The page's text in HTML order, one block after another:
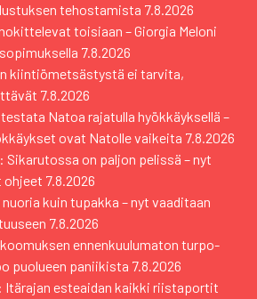
tehostamista 7.8.2026
toisiaan – Giorgia Meloni
7.8.2026
kiintiömetsästystä ei tarvita,
7.8.2026
Natoa rajatulla hyökkäyksellä –
ovat Natolle vaikeita 7.8.2026
Sikarutossa on paljon pelissä – nyt
ohjeet 7.8.2026
kuin tupakka – nyt vaaditaan
7.8.2026
ennenkuulumaton turpo-
puolueen paniikista 7.8.2026
esteaidan kaikki riistaportit